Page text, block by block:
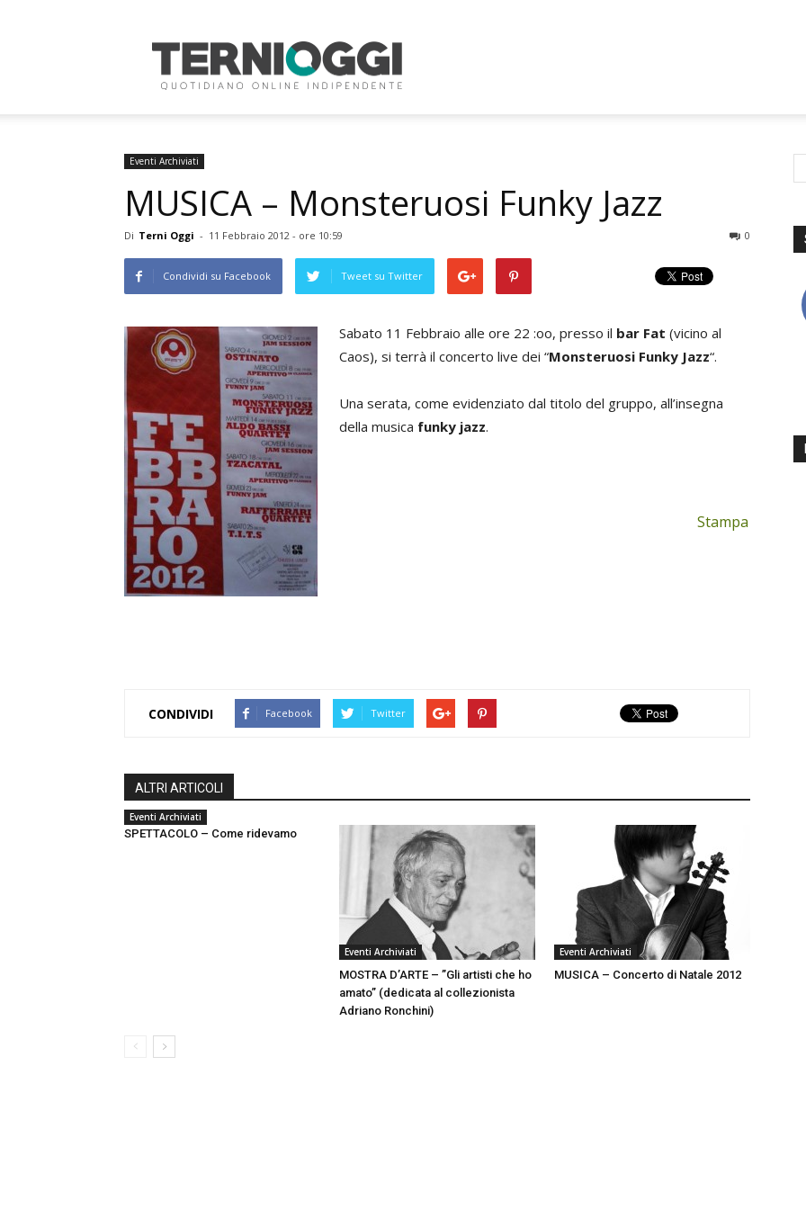
Oggi
Eventi Archiviati
MUSICA – Monsteruosi Funky Jazz
Di Terni Oggi - 11 Febbraio 2012 - ore 10:59 0
Condividi su Facebook Tweet su Twitter
Sabato 11 Febbraio alle ore 22 :oo, presso il bar Fat (vicino al
Caos), si terrà il concerto live dei “Monsteruosi Funky Jazz“.
Una serata, come evidenziato dal titolo del gruppo, all’insegna
della musica funky jazz.
Stampa
CONDIVIDI Facebook Twitter
ALTRI ARTICOLI
Eventi Archiviati
SPETTACOLO – Come ridevamo
Eventi Archiviati
MOSTRA D’ARTE – ”Gli artisti che ho
amato” (dedicata al collezionista
Adriano Ronchini)
Eventi Archiviati
MUSICA – Concerto di Natale 2012